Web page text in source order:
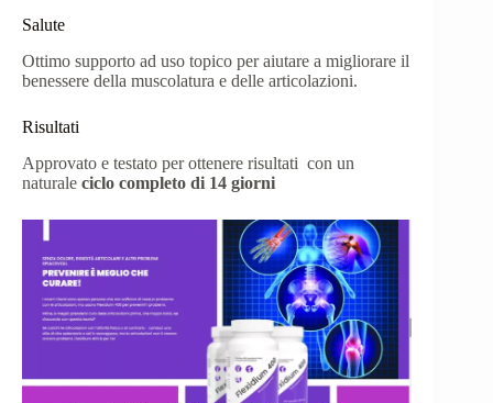
Salute
Ottimo supporto ad uso topico per aiutare a migliorare il
benessere della muscolatura e delle articolazioni.
Risultati
Approvato e testato per ottenere risultati con un
naturale ciclo completo di 14 giorni